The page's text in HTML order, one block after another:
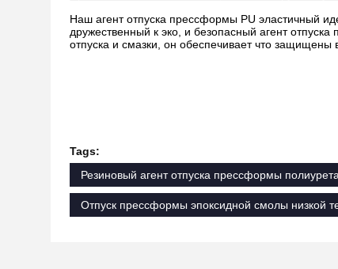
Наш агент отпуска прессформы PU эластичный
дружественный к эко, и безопасный агент
отпуска и смазки, он обеспечивает что
Tags:
Резиновый агент отпуска прессформы
Отпуск прессформы эпоксидной смолы низкой